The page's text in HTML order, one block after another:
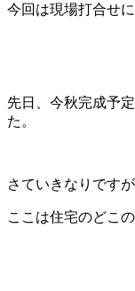
今回は現場打合せ
先日、今秋完成予
た。
さていきなりです
ここは住宅のどこ